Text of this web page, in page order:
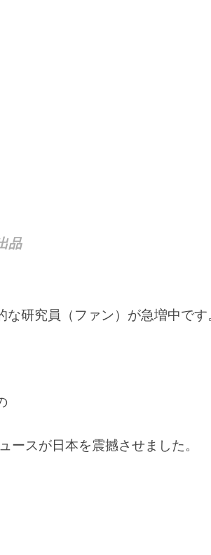
品
研究員（ファン）が急増中です
ースが日本を震撼させました。